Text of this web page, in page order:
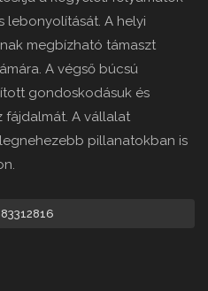
lebonyolítását. A helyi
megbízható támaszt
A végső búcsú
gondoskodásuk és
fájdalmát. A vállalat
pillanatokban is